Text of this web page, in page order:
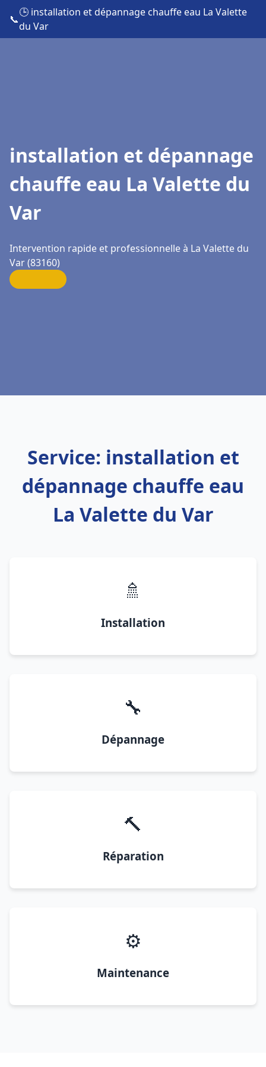
📞
🕒 installation et dépannage chauffe eau La Valette
du Var
installation et dépannage
chauffe eau La Valette du
Var
Intervention rapide et professionnelle à La Valette du
Var (83160)
Service: installation et
dépannage chauffe eau
La Valette du Var
🚿
Installation
🔧
Dépannage
🔨
Réparation
⚙️
Maintenance